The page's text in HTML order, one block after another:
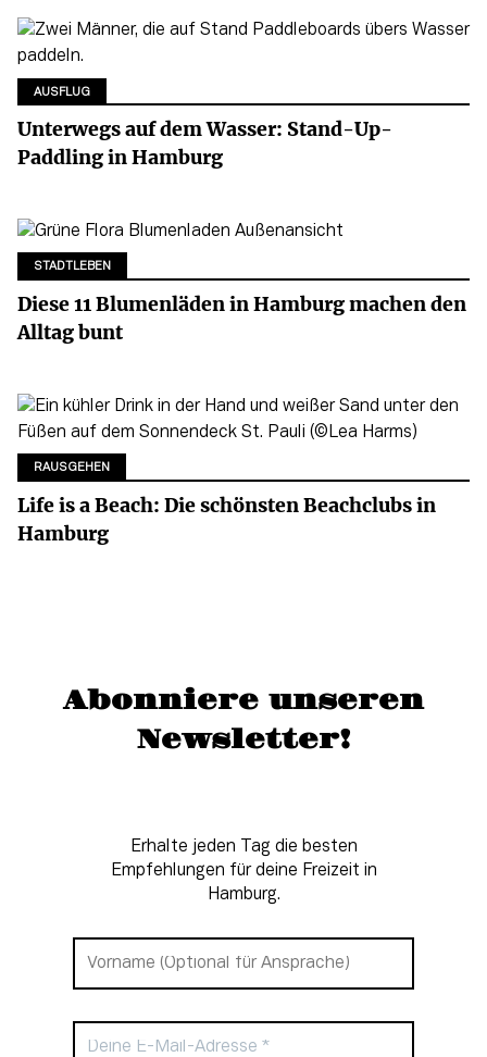
AUSFLUG
Unterwegs auf dem Wasser: Stand-Up-
Paddling in Hamburg
STADTLEBEN
Diese 11 Blumenläden in Hamburg machen den
Alltag bunt
RAUSGEHEN
Life is a Beach: Die schönsten Beachclubs in
Hamburg
Abonniere unseren
Newsletter!
Erhalte jeden Tag die besten
Empfehlungen für deine Freizeit in
Hamburg.